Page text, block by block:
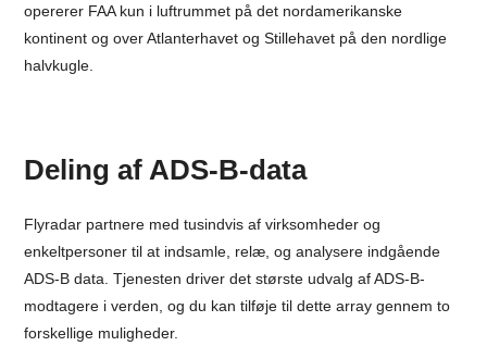
opererer FAA kun i luftrummet på det nordamerikanske
kontinent og over Atlanterhavet og Stillehavet på den nordlige
halvkugle.
Deling af ADS-B-data
Flyradar partnere med tusindvis af virksomheder og
enkeltpersoner til at indsamle, relæ, og analysere indgående
ADS-B data. Tjenesten driver det største udvalg af ADS-B-
modtagere i verden, og du kan tilføje til dette array gennem to
forskellige muligheder.